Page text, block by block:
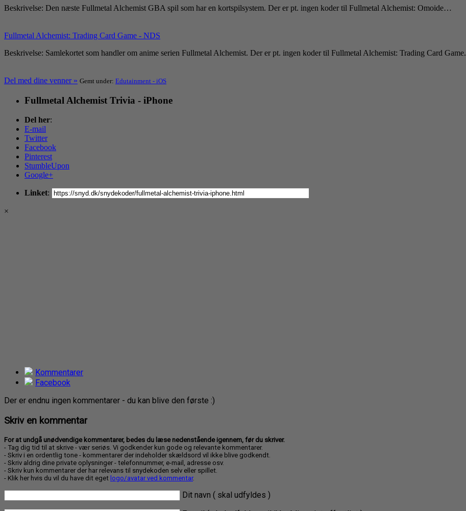
Beskrivelse: Den næste Fullmetal Alchemist GBA spil som har en kortspilsystem. Der er pt. ingen koder til Fullmetal Alchemist: Omoide…
Fullmetal Alchemist: Trading Card Game - NDS
Beskrivelse: Samlekortet som handler om anime serien Fullmetal Alchemist. Der er pt. ingen koder til Fullmetal Alchemist: Trading Card Game.
Del med dine venner » Gemt under: Edutainment - iOS
Fullmetal Alchemist Trivia - iPhone
Del her:
E-mail
Twitter
Facebook
Pinterest
StumbleUpon
Google+
Linket:
×
Kommentarer
Facebook
Der er endnu ingen kommentarer - du kan blive den første :)
Skriv en kommentar
For at undgå unødvendige kommentarer, bedes du læse nedenstående igennem, før du skriver.
- Tag dig tid til at skrive - vær seriøs. Vi godkender kun gode og relevante kommentarer.
- Skriv i en ordentlig tone - kommentarer der indeholder skældsord vil ikke blive godkendt.
- Skriv aldrig dine private oplysninger - telefonnummer, e-mail, adresse osv.
- Skriv kun kommentarer der har relevans til snydekoden selv eller spillet.
- Klik her hvis du vil du have dit eget logo/avatar ved kommentar.
Dit navn ( skal udfyldes )